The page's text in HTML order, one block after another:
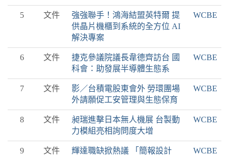
5 文件
強強聯手！鴻海結盟英特爾 提
供晶片機櫃到系統的全方位 AI
解決專案
WCBE
6 文件
捷克參議院議長韋德齊訪台 國
科會：助發展半導體生態系
WCBE
7 文件
影／台積電股東會外 勞環團場
外請願促工安管理與生態保育
WCBE
8 文件
昶瑞進擊日本無人機展 台製動
力模組亮相詢問度大增
WCBE
9 文件
輝達職缺掀熱議 「簡報設計
WCBE